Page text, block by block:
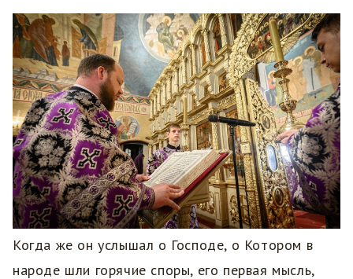
Когда же он услышал о Господе, о Котором в
народе шли горячие споры, его первая мысль,